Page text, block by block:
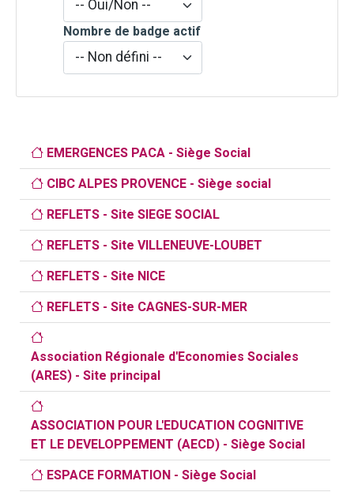
Nombre de badge actif
EMERGENCES PACA - Siège Social
CIBC ALPES PROVENCE - Siège social
REFLETS - Site SIEGE SOCIAL
REFLETS - Site VILLENEUVE-LOUBET
REFLETS - Site NICE
REFLETS - Site CAGNES-SUR-MER
Association Régionale d'Economies Sociales
(ARES) - Site principal
ASSOCIATION POUR L'EDUCATION COGNITIVE
ET LE DEVELOPPEMENT (AECD) - Siège Social
ESPACE FORMATION - Siège Social